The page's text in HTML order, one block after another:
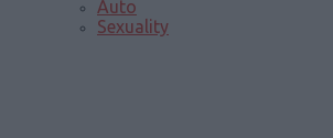
Auto
Sexuality